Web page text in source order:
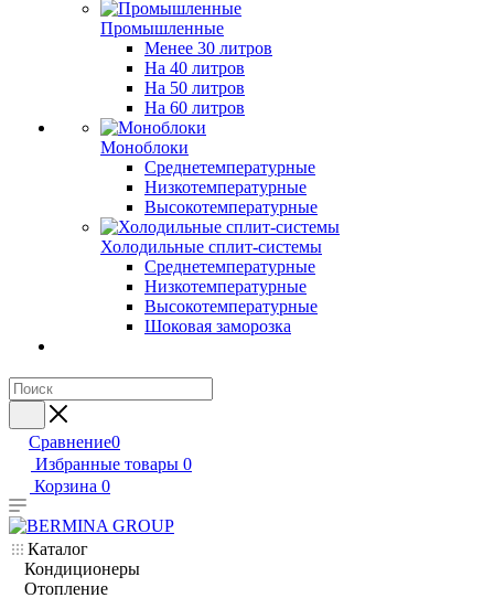
Промышленные
Менее 30 литров
На 40 литров
На 50 литров
На 60 литров
Моноблоки
Среднетемпературные
Низкотемпературные
Высокотемпературные
Холодильные сплит-системы
Среднетемпературные
Низкотемпературные
Высокотемпературные
Шоковая заморозка
Сравнение0
Избранные товары 0
Корзина 0
Каталог
Кондиционеры
Отопление